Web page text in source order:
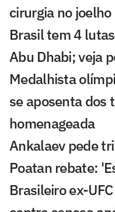
cirurgia no
Brasil tem 4
Abu Dhabi; veja
Medalhista
se aposenta dos
homenageada
Ankalaev pede
Poatan rebate:
Brasileiro ex-